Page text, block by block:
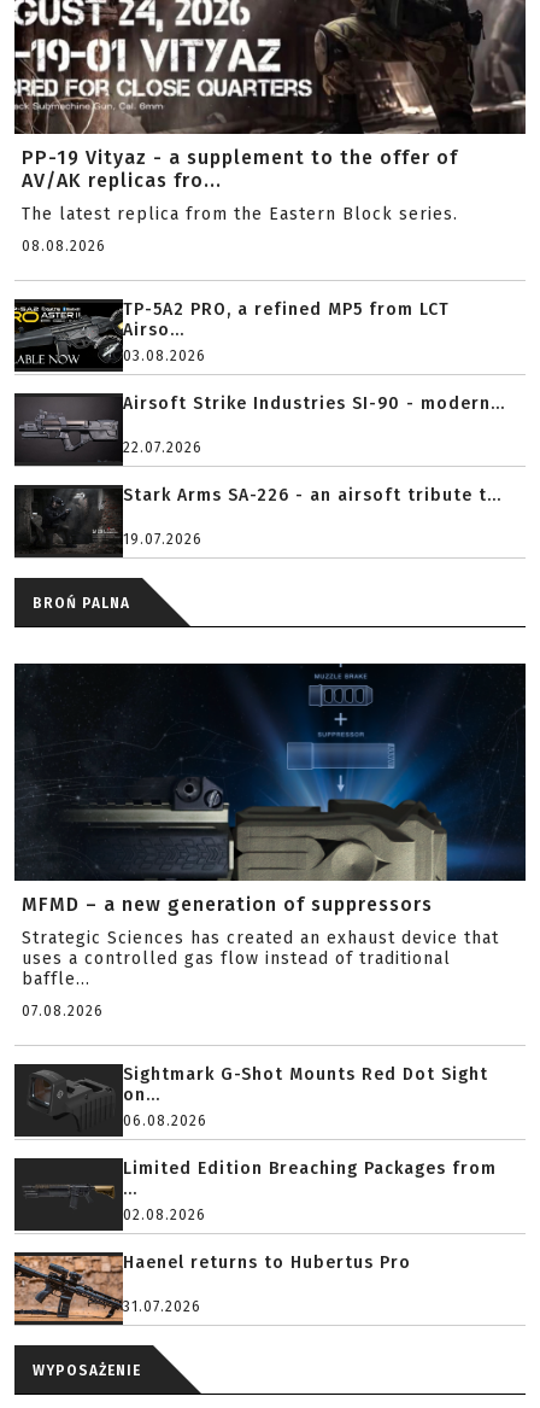
PP-19 Vityaz - a supplement to the offer of
AV/AK replicas fro...
The latest replica from the Eastern Block series.
08.08.2026
TP-5A2 PRO, a refined MP5 from LCT
Airso...
03.08.2026
Airsoft Strike Industries SI-90 - modern...
22.07.2026
Stark Arms SA-226 - an airsoft tribute t...
19.07.2026
BROŃ PALNA
MFMD – a new generation of suppressors
Strategic Sciences has created an exhaust device that
uses a controlled gas flow instead of traditional
baffle...
07.08.2026
Sightmark G-Shot Mounts Red Dot Sight
on...
06.08.2026
Limited Edition Breaching Packages from
...
02.08.2026
Haenel returns to Hubertus Pro
31.07.2026
WYPOSAŻENIE